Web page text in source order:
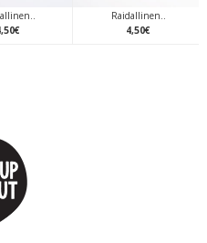
,50€
Raidallinen..
4,50€